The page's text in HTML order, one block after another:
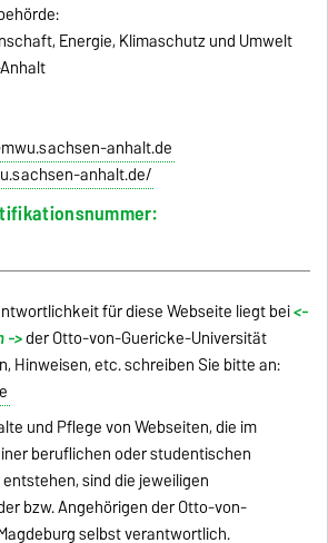
Energie, Klimaschutz und Umwelt
anhalt.de
anhalt.de/
für diese Webseite liegt bei<-
->der Otto-von-Guericke-Universität
Hinweisen, etc. schreiben Sie bitte an:
und Pflege von Webseiten, die im
beruflichen oder studentischen
sind die jeweiligen
bzw. Angehörigen der Otto-von-
selbst verantwortlich.